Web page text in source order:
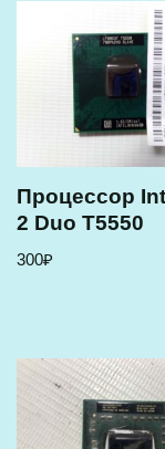
Процессор
2 Duo T5550
300₽